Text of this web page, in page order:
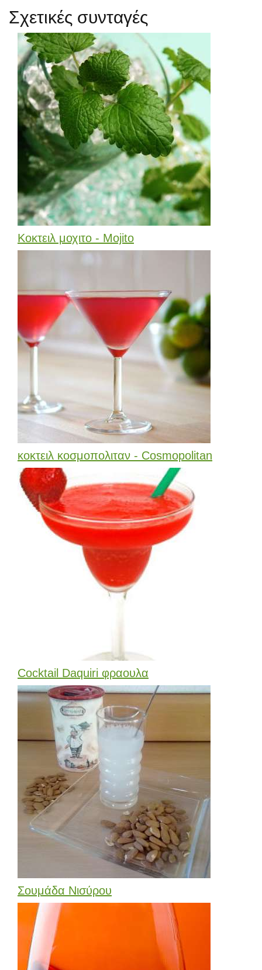
Σχετικές συνταγές
Κοκτειλ μοχιτο - Mojito
κοκτειλ κοσμοπολιταν - Cosmopolitan
Cocktail Daquiri φραουλα
Σουμάδα Νισύρου